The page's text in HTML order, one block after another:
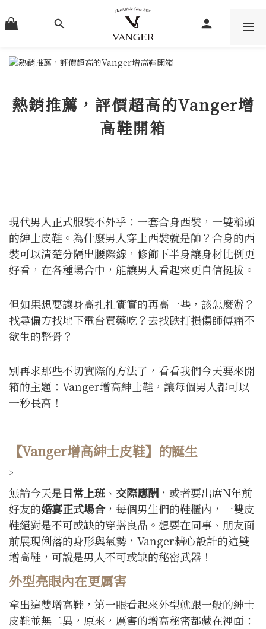
熱銷推薦，評價超高的Vanger增
高鞋開箱
現代男人正式服裝不外乎：一套合身西裝，一雙稱頭
的紳士皮鞋。為什麼男人穿上西裝就是帥？合身的西
裝可以清楚分隔出腰際線，修飾下半身讓身材比例更
好看，在各種場合中，能讓男人看起來更自信挺拔。
但如果想要讓身高扎扎實實的再高一些，該怎麼辦？
找尋偏方找地下電台買藥吃？去找跌打損傷師傅痛不
欲生的整骨？
別再求那些不切實際的方法了，看看我們今天要來開
箱的主題：Vanger增高紳士鞋，讓每個男人都可以
一秒長高！
【Vanger增高紳士皮鞋】的誕生
>
無論今天是日常上班、 交際應酬，或者要出席N年前
好友的婚宴正式場合，每個男生們的鞋櫃內，一雙皮
鞋絕對是不可或缺的穿搭良品。想要在同事、朋友面
前展現俐落的身形與氣勢，Vanger精心設計的這雙
增高鞋，可說是男人不可或缺的秘密武器！
外型亮眼內在更厲害
拿出這雙增高鞋，第一眼看起來外型就跟一般的紳士
皮鞋並無二異，原來，厲害的增高秘密都藏在裡面：